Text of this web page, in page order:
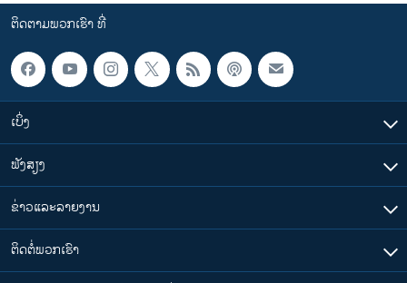
ຕິດຕາມພວກເຮົາ ທີ່
ເບິ່ງ
ຟັງສຽງ
ຂ່າວແລະລາຍງານ
ຕິດຕໍ່ພວກເຮົາ